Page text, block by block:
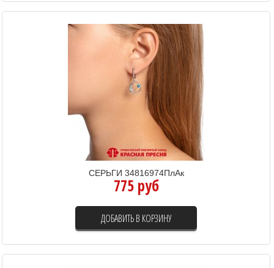
СЕРЬГИ 34816974ПлАк
775 руб
ДОБАВИТЬ В КОРЗИНУ